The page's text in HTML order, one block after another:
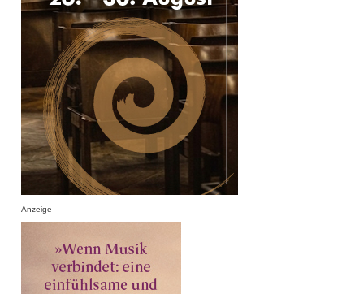
Anzeige